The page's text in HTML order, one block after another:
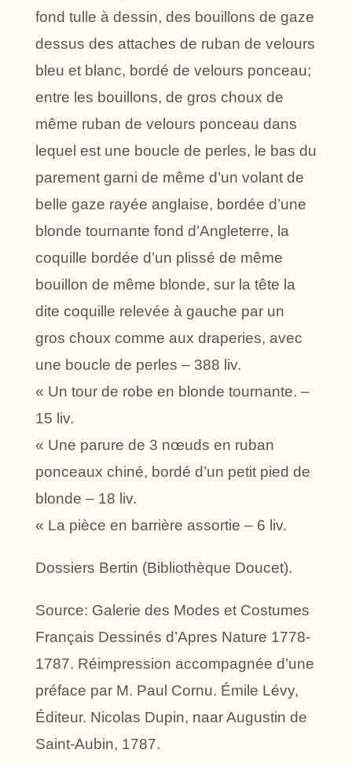
fond tulle à dessin, des bouillons de gaze
dessus des attaches de ruban de velours
bleu et blanc, bordé de velours ponceau;
entre les bouillons, de gros choux de
même ruban de velours ponceau dans
lequel est une boucle de perles, le bas du
parement garni de même d’un volant de
belle gaze rayée anglaise, bordée d’une
blonde tournante fond d’Angleterre, la
coquille bordée d’un plissé de même
bouillon de même blonde, sur la tête la
dite coquille relevée à gauche par un
gros choux comme aux draperies, avec
une boucle de perles – 388 liv.
« Un tour de robe en blonde tournante. –
15 liv.
« Une parure de 3 nœuds en ruban
ponceaux chiné, bordé d’un petit pied de
blonde – 18 liv.
« La pièce en barrière assortie – 6 liv.
Dossiers Bertin (Bibliothèque Doucet).
Source: Galerie des Modes et Costumes
Français Dessinés d’Apres Nature 1778-
1787. Réimpression accompagnée d’une
préface par M. Paul Cornu. Émile Lévy,
Éditeur. Nicolas Dupin, naar Augustin de
Saint-Aubin, 1787.